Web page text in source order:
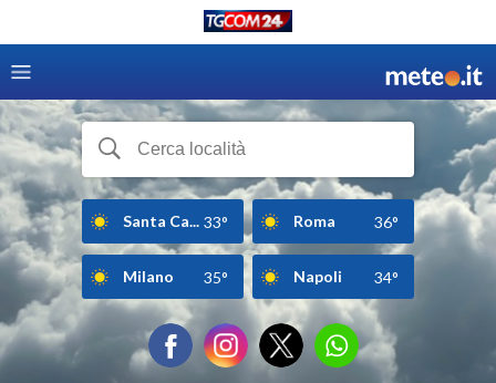
Santa Ca... 33° Roma 36°
Milano 35° Napoli 34°